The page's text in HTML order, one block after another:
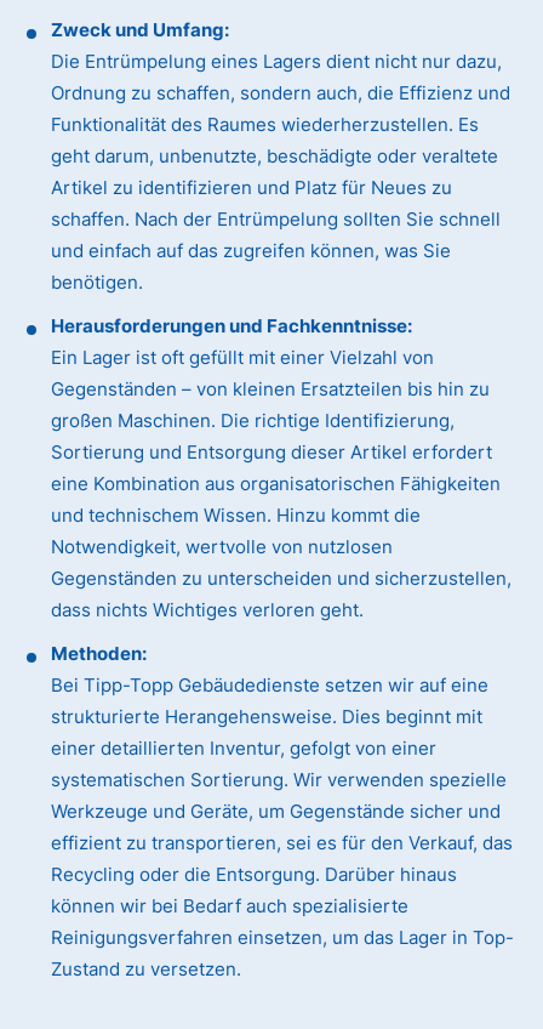
Zweck und Umfang:
Die Entrümpelung eines Lagers dient nicht nur dazu,
Ordnung zu schaffen, sondern auch, die Effizienz und
Funktionalität des Raumes wiederherzustellen. Es
geht darum, unbenutzte, beschädigte oder veraltete
Artikel zu identifizieren und Platz für Neues zu
schaffen. Nach der Entrümpelung sollten Sie schnell
und einfach auf das zugreifen können, was Sie
benötigen.
Herausforderungen und Fachkenntnisse:
Ein Lager ist oft gefüllt mit einer Vielzahl von
Gegenständen – von kleinen Ersatzteilen bis hin zu
großen Maschinen. Die richtige Identifizierung,
Sortierung und Entsorgung dieser Artikel erfordert
eine Kombination aus organisatorischen Fähigkeiten
und technischem Wissen. Hinzu kommt die
Notwendigkeit, wertvolle von nutzlosen
Gegenständen zu unterscheiden und sicherzustellen,
dass nichts Wichtiges verloren geht.
Methoden:
Bei Tipp-Topp Gebäudedienste setzen wir auf eine
strukturierte Herangehensweise. Dies beginnt mit
einer detaillierten Inventur, gefolgt von einer
systematischen Sortierung. Wir verwenden spezielle
Werkzeuge und Geräte, um Gegenstände sicher und
effizient zu transportieren, sei es für den Verkauf, das
Recycling oder die Entsorgung. Darüber hinaus
können wir bei Bedarf auch spezialisierte
Reinigungsverfahren einsetzen, um das Lager in Top-
Zustand zu versetzen.